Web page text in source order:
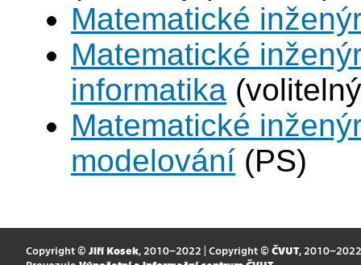
Matematické
Matematické
informatika
Matematické
modelování (PS)
Copyright © Jiří Kosek, 2010–2022 | Copyright © ČVUT, 2010–2022